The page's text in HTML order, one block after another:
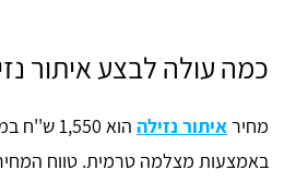
כמה עולה לבצע איתור
מחיראיתור נזילה
הוא